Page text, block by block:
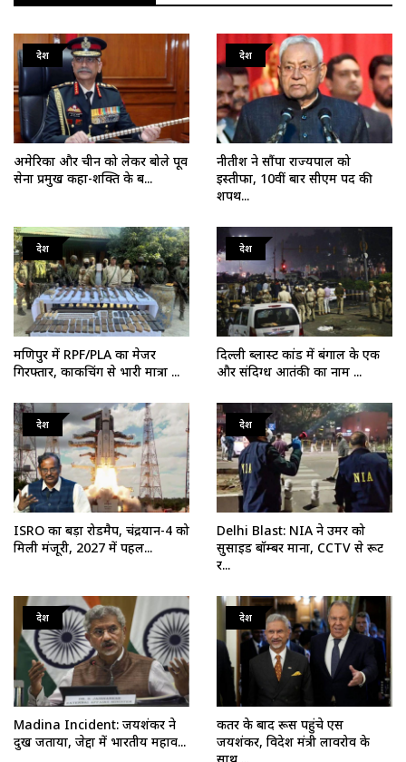
देश
अमेरिका और चीन को लेकर बोले पूर्व
सेना प्रमुख कहा-शक्ति के ब...
देश
नीतीश ने सौंपा राज्यपाल को
इस्तीफा, 10वीं बार सीएम पद की
शपथ...
देश
मणिपुर में RPF/PLA का मेजर
गिरफ्तार, काकचिंग से भारी मात्रा ...
देश
दिल्ली ब्लास्ट कांड में बंगाल के एक
और संदिग्ध आतंकी का नाम ...
देश
ISRO का बड़ा रोडमैप, चंद्रयान-4 को
मिली मंजूरी, 2027 में पहल...
देश
Delhi Blast: NIA ने उमर को
सुसाइड बॉम्बर माना, CCTV से रूट
र...
देश
Madina Incident: जयशंकर ने
दुख जताया, जेद्दा में भारतीय महाव...
देश
कतर के बाद रूस पहुंचे एस
जयशंकर, विदेश मंत्री लावरोव के
साथ ...